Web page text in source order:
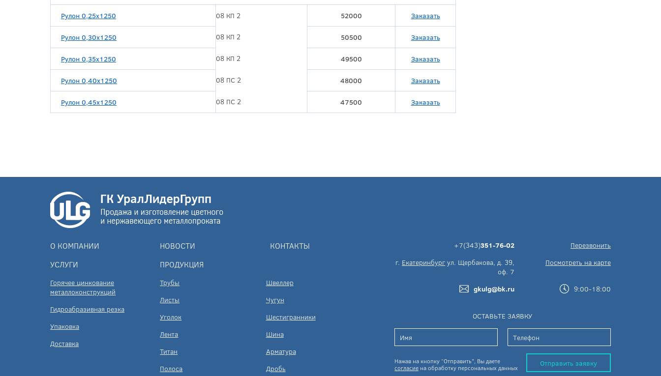
Рулон 0,25х1250 08 КП 2 52000 Заказать
Рулон 0,30х1250 08 КП 2 50500 Заказать
Рулон 0,35х1250 08 КП 2 49500 Заказать
Рулон 0,40х1250 08 ПС 2 48000 Заказать
Рулон 0,45х1250 08 ПС 2 47500 Заказать
О КОМПАНИИ НОВОСТИ
КОНТАКТЫ
УСЛУГИ
Горячее цинкование
металлоконструкций
Гидроабразивная резка
Упаковка
Доставка
ПРОДУКЦИЯ
Трубы
Листы
Уголок
Лента
Титан
Полоса
Швеллер
Чугун
Шестигранники
Шина
Арматура
Дробь
+7(343)351-76-02
Перезвонить
г. Екатеринбург ул. Щербакова, д. 39,
оф. 7
Посмотреть на карте
gkulg@bk.ru 9:00-18:00
ОСТАВЬТЕ ЗАЯВКУ
Нажав на кнопку “Отправить”, Вы даете
согласиена обработку персональных данных
Отправить заявку